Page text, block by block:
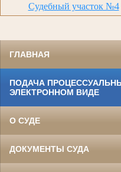
Судебный участок №4
ГЛАВНАЯ
ПОДАЧА
ЭЛЕКТРОННОМ ВИДЕ
О СУДЕ
ДОКУМЕНТЫ СУДА